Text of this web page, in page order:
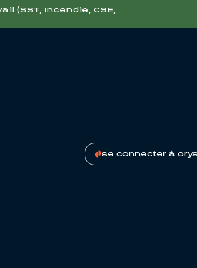
(SST, Incendie, CSE,
se connecter à